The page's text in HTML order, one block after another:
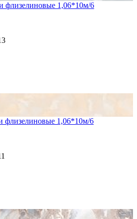
флизелиновые 1,06*10м/6
флизелиновые 1,06*10м/6